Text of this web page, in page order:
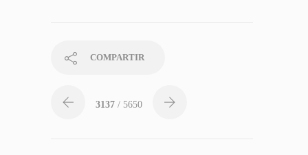
COMPARTIR
3137 / 5650